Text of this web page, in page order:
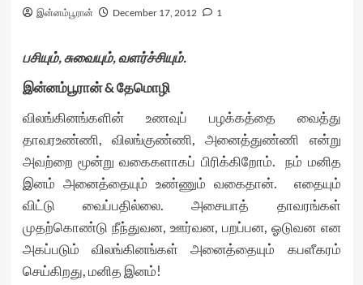
இன்னம்பூரான் December 17, 2012 1
பசியும், சுவையும், வளர்ச்சியும்.
இன்னம்பூரான் & தேமொழி
விலங்கினங்களின் உணவுப் பழக்கத்தை வைத்து
தாவரஉண்ணி, விலங்குண்ணி, அனைத்துண்ணி என்று
அவற்றை மூன்று வகைகளாகப் பிரிக்கிறோம். நம் மனித
இனம் அனைத்தையும் உண்ணும் வகைதான். எதையும்
விட்டு வைப்பதில்லை. அசையாத் தாவரங்கள்
முதற்கொண்டு நீந்துவன, ஊர்வன, பறப்பன, ஓடுவன என
அகப்படும் விலங்கினங்கள் அனைத்தையும் கபளீகரம்
செய்கிறது, மனித இனம்!